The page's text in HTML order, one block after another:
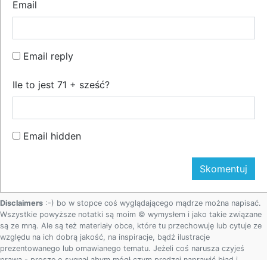
Email
Email reply
Ile to jest 71 + sześć?
Email hidden
Disclaimers :-) bo w stopce coś wyglądającego mądrze można napisać.
Wszystkie powyższe notatki są moim © wymysłem i jako takie związane
są ze mną. Ale są też materiały obce, które tu przechowuję lub cytuje ze
względu na ich dobrą jakość, na inspiracje, bądź ilustracje
prezentowanego lub omawianego tematu. Jeżeli coś narusza czyjeś